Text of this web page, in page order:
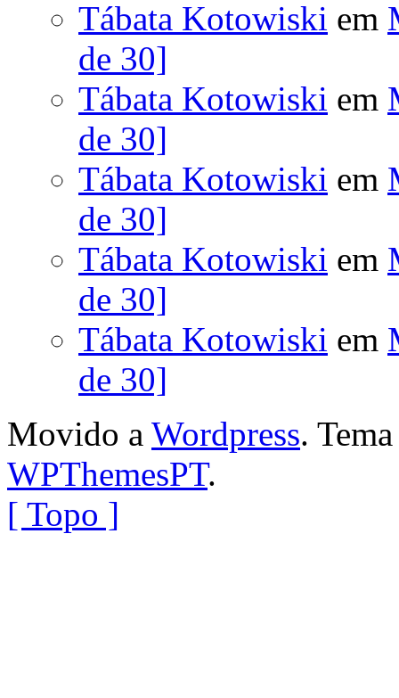
Tábata Kotowiski em
de 30]
Tábata Kotowiski em
de 30]
Tábata Kotowiski em
de 30]
Tábata Kotowiski em
de 30]
Tábata Kotowiski em
de 30]
Movido a Wordpress.
WPThemesPT.
[ Topo ]